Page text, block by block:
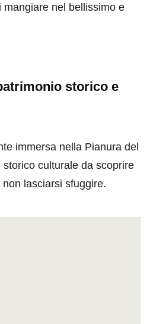
mangiare nel bellissimo e
storico e
immersa nella Pianura del
culturale da scoprire
lasciarsi sfuggire.